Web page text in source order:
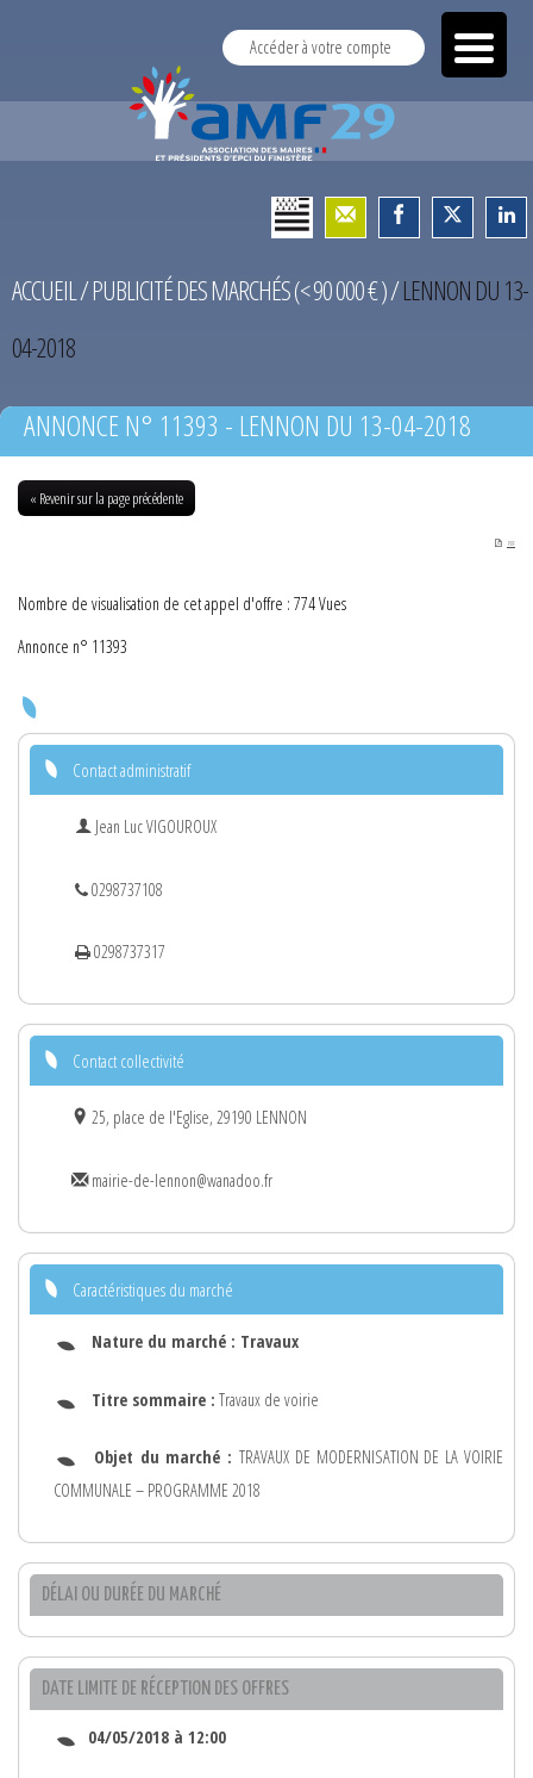
Accéder à votre compte
ACCUEIL/PUBLICITÉ DES MARCHÉS (< 90 000 € )/LENNON DU 13-
04-2018
ANNONCE N° 11393 - LENNON DU 13-04-2018
« Revenir sur la page précédente
PDF
Nombre de visualisation de cet appel d'offre : 774 Vues
Annonce n° 11393
Contact administratif
Jean Luc VIGOUROUX
0298737108
0298737317
Contact collectivité
25, place de l'Eglise, 29190 LENNON
mairie-de-lennon@wanadoo.fr
Caractéristiques du marché
Nature du marché : Travaux
Titre sommaire : Travaux de voirie
Objet du marché :TRAVAUX DE MODERNISATION DE LA VOIRIE
COMMUNALE – PROGRAMME 2018
DÉLAI OU DURÉE DU MARCHÉ
DATE LIMITE DE RÉCEPTION DES OFFRES
04/05/2018 à 12:00